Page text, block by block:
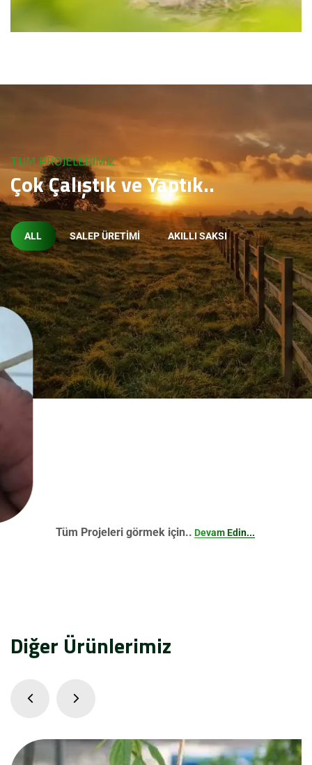
TÜM PROJELERIMIZ
Çok Çalıştık ve Yaptık..
ALL SALEP ÜRETIMI AKILLI SAKSI
Tüm Projeleri görmek için.. Devam Edin...
Diğer Ürünlerimiz